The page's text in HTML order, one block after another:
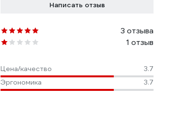
Написать отзыв
3 отзыва
1 отзыв
Цена/качество
3.7
Эргономика
3.7